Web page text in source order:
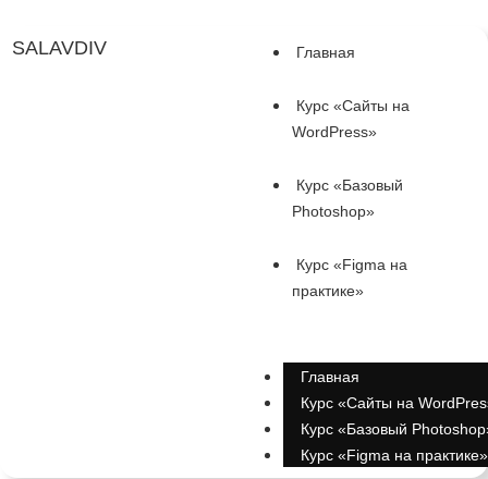
SALAVDIV Главная
Курс «Сайты на
WordPress»
Курс «Базовый
Photoshop»
Курс «Figma на
практике»
Главная
Курс «Сайты на
Курс «Базовый
Курс «Figma на практике»